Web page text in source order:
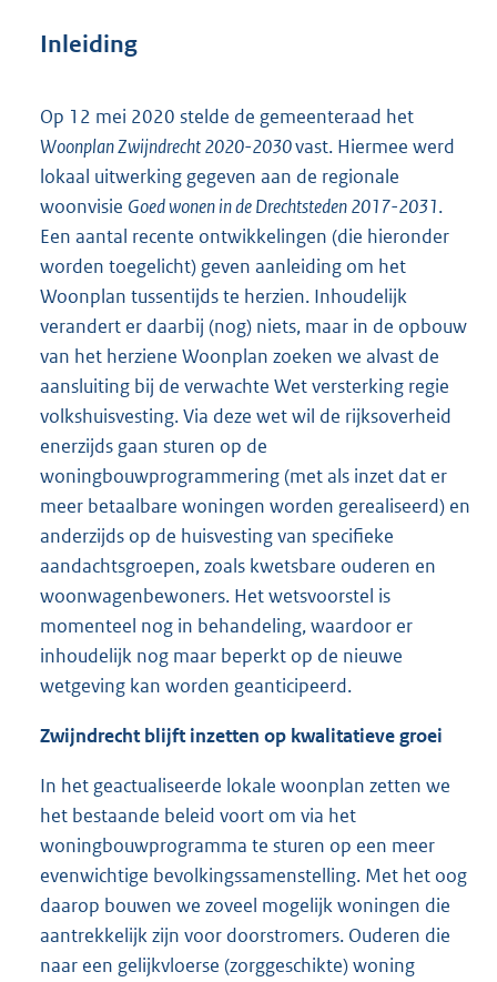
Inleiding
Op 12 mei 2020 stelde de gemeenteraad het
Woonplan Zwijndrecht 2020-2030vast. Hiermee werd
lokaal uitwerking gegeven aan de regionale
woonvisie Goed wonen in de Drechtsteden 2017-2031.
Een aantal recente ontwikkelingen (die hieronder
worden toegelicht) geven aanleiding om het
Woonplan tussentijds te herzien. Inhoudelijk
verandert er daarbij (nog) niets, maar in de opbouw
van het herziene Woonplan zoeken we alvast de
aansluiting bij de verwachte Wet versterking regie
volkshuisvesting. Via deze wet wil de rijksoverheid
enerzijds gaan sturen op de
woningbouwprogrammering (met als inzet dat er
meer betaalbare woningen worden gerealiseerd) en
anderzijds op de huisvesting van specifieke
aandachtsgroepen, zoals kwetsbare ouderen en
woonwagenbewoners. Het wetsvoorstel is
momenteel nog in behandeling, waardoor er
inhoudelijk nog maar beperkt op de nieuwe
wetgeving kan worden geanticipeerd.
Zwijndrecht blijft inzetten op kwalitatieve groei
In het geactualiseerde lokale woonplan zetten we
het bestaande beleid voort om via het
woningbouwprogramma te sturen op een meer
evenwichtige bevolkingssamenstelling. Met het oog
daarop bouwen we zoveel mogelijk woningen die
aantrekkelijk zijn voor doorstromers. Ouderen die
naar een gelijkvloerse (zorggeschikte) woning